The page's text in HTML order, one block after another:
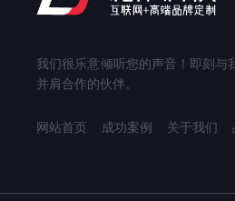
我们很乐意倾听您的声音！即刻与
并肩合作的伙伴。
网站首页 成功案例 关于我们